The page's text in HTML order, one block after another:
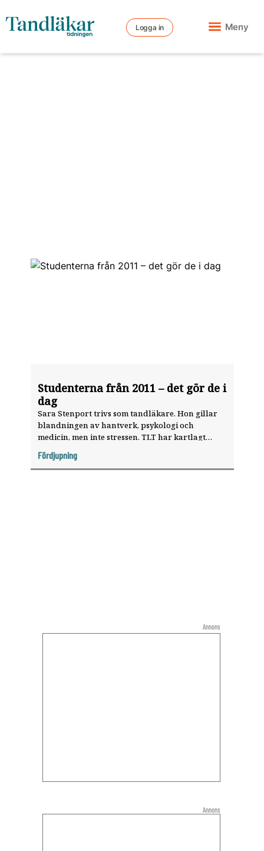
Logga in Meny
Studenterna från 2011 – det gör de i
dag
Sara Stenport trivs som tandläkare. Hon gillar
blandningen av hantverk, psykologi och
medicin, men inte stressen. TLT har kartlagt
Fördjupning
Annons
Annons